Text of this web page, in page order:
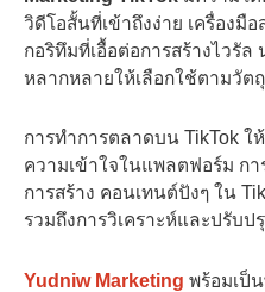
วิดีโอสั้นที่เข้าถึงง่าย เครื่องมื
กอริทึมที่เอื้อต่อการสร้างไวรั
หลากหลายให้เลือกใช้ตามวัต
การทำการตลาดบน TikTok ใ
ความเข้าใจในแพลตฟอร์ม ก
การสร้าง คอนเทนต์ปังๆ ใน
รวมถึงการวิเคราะห์และปรับป
Yudniw Marketing พร้อมเป็